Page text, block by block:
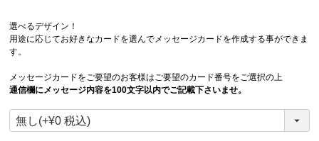
選べるデザイン！
用途に応じてお好きなカードを選んでメッセージカードを作成する事ができま
す。
メッセージカードをご要望のお客様はご要望のカード番号をご選択の上
通信欄にメッセージ内容を100文字以内でご記載下さいませ。